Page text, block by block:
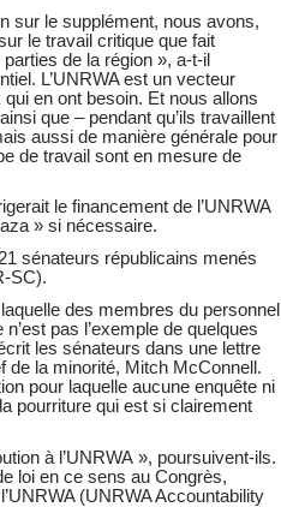
sur le supplément, nous avons,
le travail critique que fait
de la région », a-t-il
L’UNRWA est un vecteur
en ont besoin. Et nous allons
que – pendant qu’ils travaillent
aussi de manière générale pour
de travail sont en mesure de
le financement de l’UNRWA
» si nécessaire.
sénateurs républicains menés
SC).
des membres du personnel
pas l’exemple de quelques
les sénateurs dans une lettre
de la minorité, Mitch McConnell.
pour laquelle aucune enquête ni
pourriture qui est si clairement
à l’UNRWA », poursuivent-ils.
loi en ce sens au Congrès,
(UNRWA Accountability